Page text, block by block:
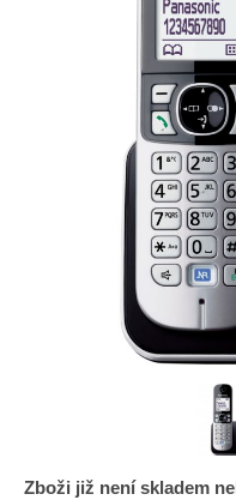
Zboži již není skladem